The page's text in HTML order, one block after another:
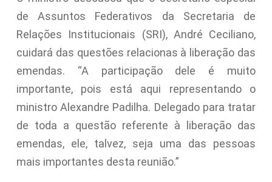
de Assuntos Federativos da Secretaria de
Relações Institucionais (SRI), André Ceciliano,
cuidará das questões relacionas à liberação das
emendas. “A participação dele é muito
importante, pois está aqui representando o
ministro Alexandre Padilha. Delegado para tratar
de toda a questão referente à liberação das
emendas, ele, talvez, seja uma das pessoas
mais importantes desta reunião.”